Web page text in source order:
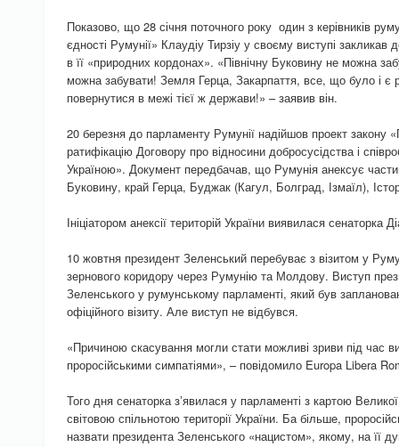
Показово, що 28 січня поточного року один з керівників
єдності Румунії» Клаудіу Тирзіу у своєму виступі закликав
в її «природних кордонах». «Північну Буковину не можна
можна забувати! Земля Герца, Закарпаття, все, що було і
повернутися в межі тієї ж держави!» – заявив він.
20 березня до парламенту Румунії надійшов проект закону
ратифікацію Договору про відносини добросусідства і
Україною». Документ передбачав, що Румунія анексує
Буковину, край Герца, Буджак (Кагул, Болград, Ізмаїл),
Ініціатором анексії територій України виявилася
10 жовтня президент Зеленський перебуває з візитом у
зернового коридору через Румунію та Молдову. Виступ
Зеленського у румунському парламенті, який був
офіційного візиту. Але виступ не відбувся.
«Причиною скасування могли стати можливі зриви під час
проросійськими симпатіями», – повідомило Europa Libera
Того дня сенаторка зʼявилася у парламенті з картою
світовою спільнотою території України. Ба більше,
назвати президента Зеленського «нацистом», якому, на її